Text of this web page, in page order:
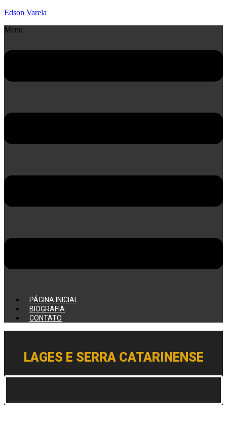
Edson Varela
Menu
PÁGINA INICIAL
BIOGRAFIA
CONTATO
LAGES E SERRA CATARINENSE